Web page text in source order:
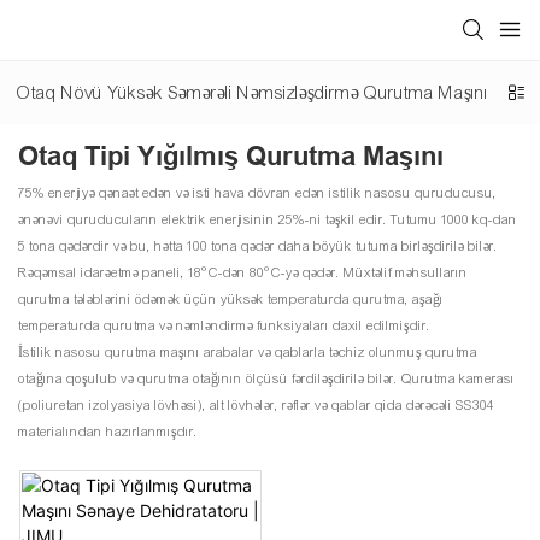
Otaq Növü Yüksək Səmərəli Nəmsizləşdirmə Qurutma Maşını
Otaq Tipi Yığılmış Qurutma Maşını
75% enerjiyə qənaət edən və isti hava dövran edən istilik nasosu quruducusu,
ənənəvi quruducuların elektrik enerjisinin 25%-ni təşkil edir. Tutumu 1000 kq-dan
5 tona qədərdir və bu, hətta 100 tona qədər daha böyük tutuma birləşdirilə bilər.
Rəqəmsal idarəetmə paneli, 18°C-dən 80°C-yə qədər. Müxtəlif məhsulların
qurutma tələblərini ödəmək üçün yüksək temperaturda qurutma, aşağı
temperaturda qurutma və nəmləndirmə funksiyaları daxil edilmişdir.
İstilik nasosu qurutma maşını arabalar və qablarla təchiz olunmuş qurutma
otağına qoşulub və qurutma otağının ölçüsü fərdiləşdirilə bilər. Qurutma kamerası
(poliuretan izolyasiya lövhəsi), alt lövhələr, rəflər və qablar qida dərəcəli SS304
materialından hazırlanmışdır.